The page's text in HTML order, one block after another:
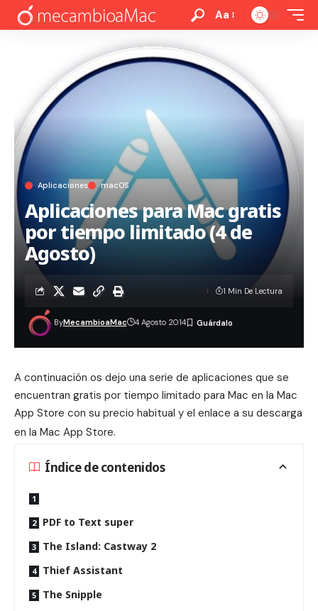
Aa
Aplicaciones macOS
Aplicaciones para Mac gratis
por tiempo limitado (4 de
Agosto)
ByMecambioaMac 4 Agosto 2014
1 Min De Lectura
A continuación os dejo una serie de aplicaciones que se
encuentran gratis por tiempo limitado para Mac en la Mac
App Store con su precio habitual y el enlace a su descarga
en la Mac App Store.
Índice de contenidos
PDF to Text super
The Island: Castway 2
Thief Assistant
The Snipple